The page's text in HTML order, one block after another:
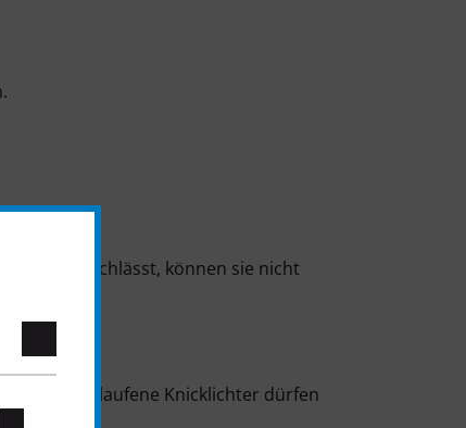
nachlässt, können sie nicht
ausgelaufene Knicklichter dürfen